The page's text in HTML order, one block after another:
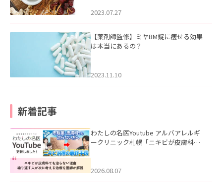
2023.07.27
【薬剤師監修】ミヤBM錠に痩せる効果
は本当にあるの？
2023.11.10
新着記事
わたしの名医Youtube アルバアレルギ
ークリニック札幌「ニキビが皮膚科で
ました。
2026.08.07